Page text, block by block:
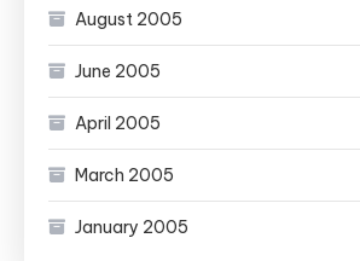
August 2005
June 2005
April 2005
March 2005
January 2005